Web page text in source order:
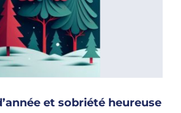
et sobriété heureuse